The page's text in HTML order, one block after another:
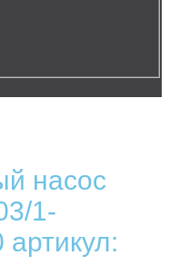
насос
1-